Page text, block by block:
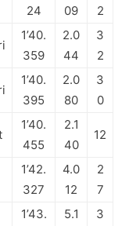
24 09
2
1’40.
359
2.0
44
3
2
1’40.
395
2.0
80
3
0
1’40.
455
2.1
40
12
1’42.
327
4.0
12
2
7
1’43.
5.1
3